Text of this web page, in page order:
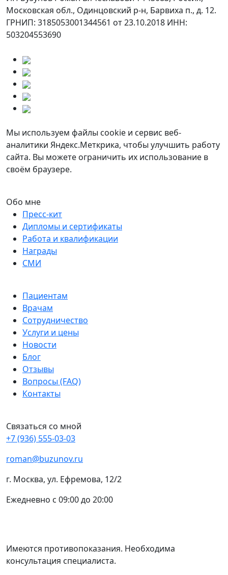
Московская обл., Одинцовский р-н, Барвиха п., д. 12.
ГРНИП: 3185053001344561 от 23.10.2018 ИНН:
503204553690
Мы используем файлы cookie и сервис веб-
аналитики Яндекс.Меткрика, чтобы улучшить работу
сайта. Вы можете ограничить их использование в
своём браузере.
Обо мне
Пресс-кит
Дипломы и сертификаты
Работа и квалификации
Награды
СМИ
Пациентам
Врачам
Сотрудничество
Услуги и цены
Новости
Блог
Отзывы
Вопросы (FAQ)
Контакты
Связаться со мной
+7 (936) 555-03-03
roman@buzunov.ru
г. Москва, ул. Ефремова, 12/2
Ежедневно с 09:00 до 20:00
Имеются противопоказания. Необходима
консультация специалиста.